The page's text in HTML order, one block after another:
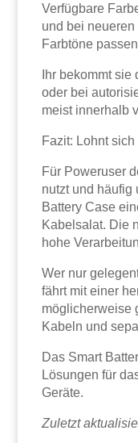
Verfügbare
und bei
Farbtöne
Ihr bekommt
oder bei
meist innerhalb
Fazit: Lohnt
Für Poweruser
nutzt und häufig
Battery Case
Kabelsalat. Die
hohe
Wer nur
fährt mit einer
möglicherweise
Kabeln und
Das Smart
Lösungen für
Geräte.
Zuletzt